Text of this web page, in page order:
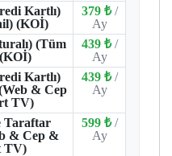
Kartlı)
(KOİ)
379 ₺ /
Ay
(Tüm
439 ₺ /
Ay
Kartlı)
& Cep
TV)
439 ₺ /
Ay
Taraftar
& Cep &
TV)
599 ₺ /
Ay